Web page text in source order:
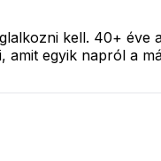
kell. 40+ éve
amit egyik napról a